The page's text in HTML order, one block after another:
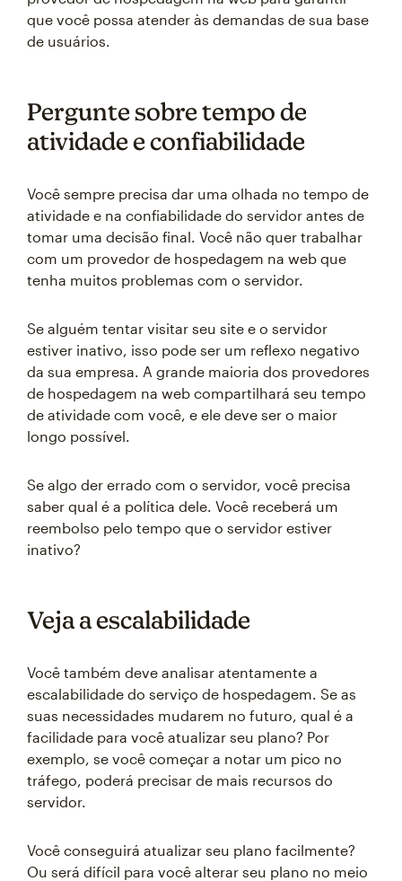
que você possa atender às demandas de sua base
de usuários.
Pergunte sobre tempo de
atividade e confiabilidade
Você sempre precisa dar uma olhada no tempo de
atividade e na confiabilidade do servidor antes de
tomar uma decisão final. Você não quer trabalhar
com um provedor de hospedagem na web que
tenha muitos problemas com o servidor.
Se alguém tentar visitar seu site e o servidor
estiver inativo, isso pode ser um reflexo negativo
da sua empresa. A grande maioria dos provedores
de hospedagem na web compartilhará seu tempo
de atividade com você, e ele deve ser o maior
longo possível.
Se algo der errado com o servidor, você precisa
saber qual é a política dele. Você receberá um
reembolso pelo tempo que o servidor estiver
inativo?
Veja a escalabilidade
Você também deve analisar atentamente a
escalabilidade do serviço de hospedagem. Se as
suas necessidades mudarem no futuro, qual é a
facilidade para você atualizar seu plano? Por
exemplo, se você começar a notar um pico no
tráfego, poderá precisar de mais recursos do
servidor.
Você conseguirá atualizar seu plano facilmente?
Ou será difícil para você alterar seu plano no meio